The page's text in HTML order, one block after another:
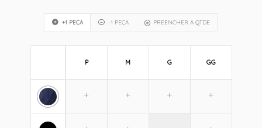
+1 PEÇA -1 PEÇA PREENCHER A QTDE
P M G GG